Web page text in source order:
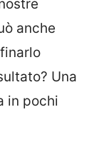
anche
Una
in pochi